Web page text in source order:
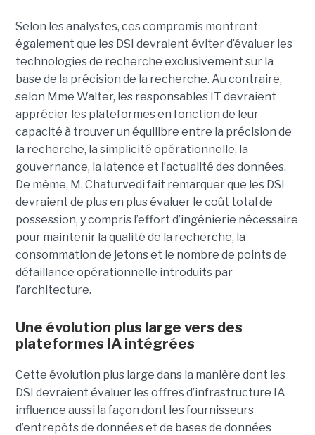
Selon les analystes, ces compromis montrent
également que les DSI devraient éviter d’évaluer les
technologies de recherche exclusivement sur la
base de la précision de la recherche. Au contraire,
selon Mme Walter, les responsables IT devraient
apprécier les plateformes en fonction de leur
capacité à trouver un équilibre entre la précision de
la recherche, la simplicité opérationnelle, la
gouvernance, la latence et l’actualité des données.
De même, M. Chaturvedi fait remarquer que les DSI
devraient de plus en plus évaluer le coût total de
possession, y compris l’effort d’ingénierie nécessaire
pour maintenir la qualité de la recherche, la
consommation de jetons et le nombre de points de
défaillance opérationnelle introduits par
l’architecture.
Une évolution plus large vers des
plateformes IA intégrées
Cette évolution plus large dans la manière dont les
DSI devraient évaluer les offres d’infrastructure IA
influence aussi la façon dont les fournisseurs
d’entrepôts de données et de bases de données